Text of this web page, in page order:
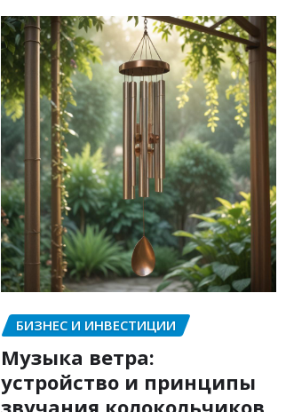
БИЗНЕС И ИНВЕСТИЦИИ
Музыка ветра:
устройство и принципы